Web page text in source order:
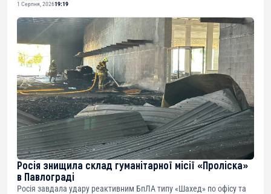
1 Серпня, 202619:19
Росія знищила склад гуманітарної місії «Проліска»
в Павлограді
Росія завдала удару реактивним БпЛА типу «Шахед» по офісу та